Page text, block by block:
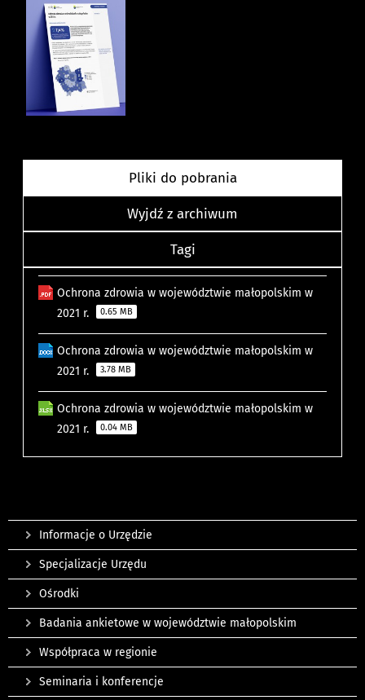
Pliki do pobrania
Wyjdź z archiwum
Tagi
Ochrona zdrowia w województwie małopolskim w
2021 r.
0.65 MB
Ochrona zdrowia w województwie małopolskim w
2021 r.
3.78 MB
Ochrona zdrowia w województwie małopolskim w
2021 r.
0.04 MB
Informacje o Urzędzie
Specjalizacje Urzędu
Ośrodki
Badania ankietowe w województwie małopolskim
Współpraca w regionie
Seminaria i konferencje